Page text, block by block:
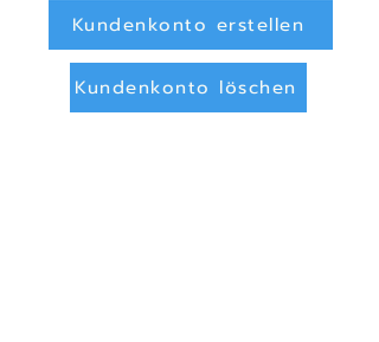
Kundenkonto erstellen
Kundenkonto löschen